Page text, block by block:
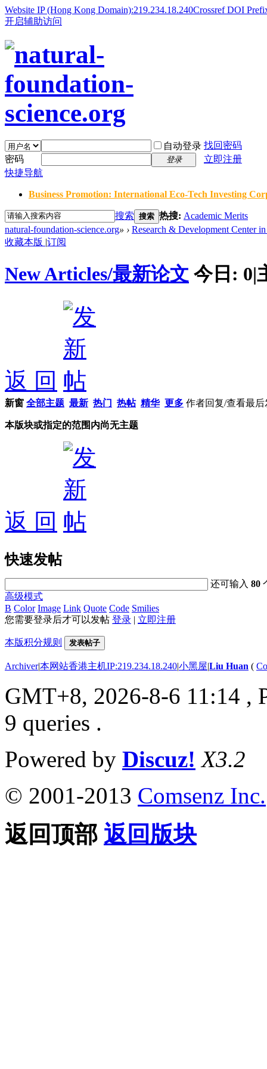
Website IP (Hong Kong Domain):219.234.18.240Crossref DOI
开启辅助访问
自动登录 找回密码
密码
登录
立即注册
快捷导航
Business Promotion: International Eco-Tech Investing
搜索 搜索 热搜: Academic Merits
natural-foundation-science.org» › Research & Development Center
收藏本版 |订阅
New Articles/最新论文 今日: 0|
返 回
新窗 全部主题 最新 热门 热帖 精华 更多 作者回复/查看最后
本版块或指定的范围内尚无主题
返 回
快速发帖
还可输入80
高级模式
B Color Image Link Quote Code Smilies
您需要登录后才可以发帖 登录 | 立即注册
本版积分规则 发表帖子
Archiver|本网站香港主机IP:219.234.18.240|小黑屋|Liu Huan (
GMT+8, 2026-8-6 11:14 ,
9 queries .
Powered by Discuz! X3.2
© 2001-2013 Comsenz Inc.
返回顶部 返回版块